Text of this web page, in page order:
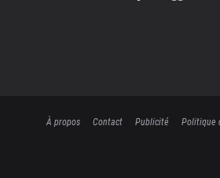
À propos Contact Publicité Politique